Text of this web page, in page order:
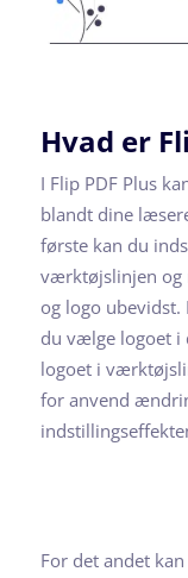
Hvad er
I Flip PDF Plus
blandt dine
første kan du
værktøjslinjen og
og logo
du vælge logoet i
logoet i
for anvend
For det andet